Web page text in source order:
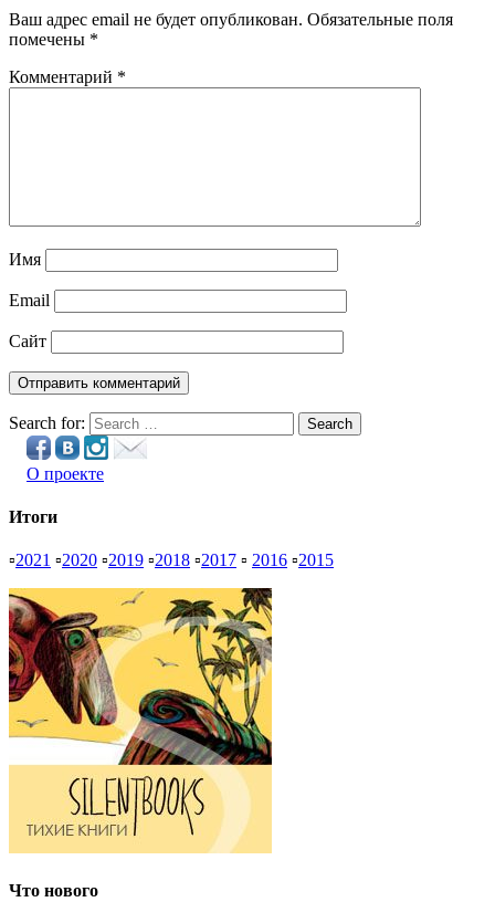
Ваш адрес email не будет опубликован. Обязательные поля
помечены *
Комментарий *
Имя
Email
Сайт
Search for: Search
О проекте
Итоги
▫2021 ▫2020 ▫2019 ▫2018 ▫2017 ▫ 2016 ▫2015
Что нового